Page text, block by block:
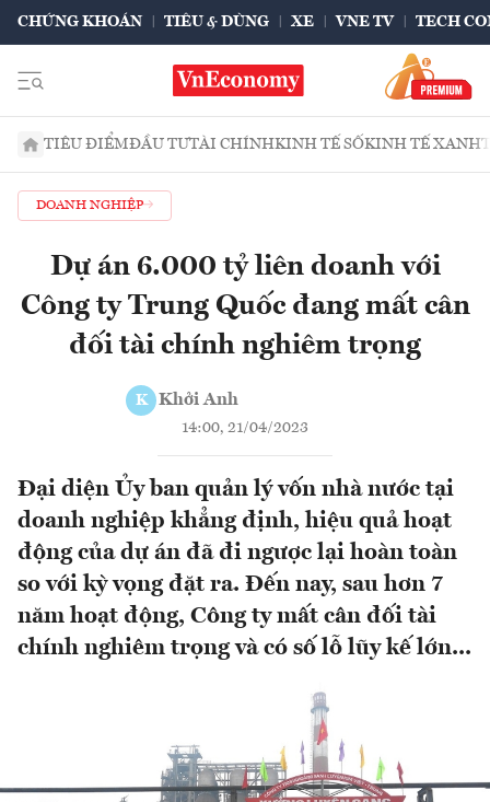
CHỨNG KHOÁN TIÊU & DÙNG XE VNE TV TECH
TIÊU ĐIỂMĐẦU TƯTÀI CHÍNHKINH TẾ SỐKINH TẾ XANH
DOANH NGHIỆP
Dự án 6.000 tỷ liên doanh với
Công ty Trung Quốc đang mất cân
đối tài chính nghiêm trọng
K Khởi Anh
14:00, 21/04/2023
Đại diện Ủy ban quản lý vốn nhà nước tại
doanh nghiệp khẳng định, hiệu quả hoạt
động của dự án đã đi ngược lại hoàn toàn
so với kỳ vọng đặt ra. Đến nay, sau hơn 7
năm hoạt động, Công ty mất cân đối tài
chính nghiêm trọng và có số lỗ lũy kế lớn...